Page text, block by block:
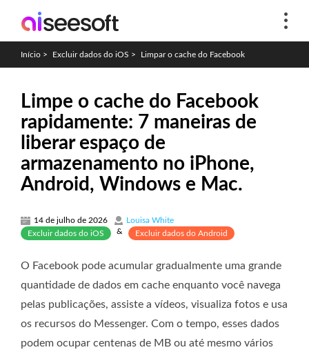
Início > Excluir dados do iOS > Limpar o cache do Facebook
Limpe o cache do Facebook
rapidamente: 7 maneiras de
liberar espaço de
armazenamento no iPhone,
Android, Windows e Mac.
14 de julho de 2026
Louisa White
Excluir dados do iOS
& Excluir dados do Android
O Facebook pode acumular gradualmente uma grande
quantidade de dados em cache enquanto você navega
pelas publicações, assiste a vídeos, visualiza fotos e usa
os recursos do Messenger. Com o tempo, esses dados
podem ocupar centenas de MB ou até mesmo vários